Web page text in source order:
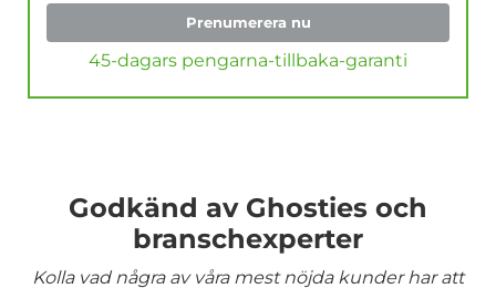
Prenumerera nu
45-dagars pengarna-tillbaka-garanti
Godkänd av Ghosties och
branschexperter
Kolla vad några av våra mest nöjda kunder har att